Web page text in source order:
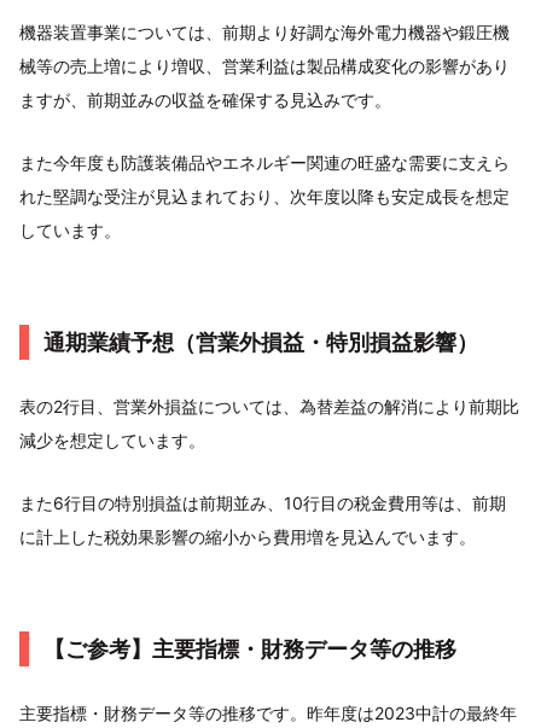
機器装置事業については、前期より好調な海外電力機器や鍛圧機
械等の売上増により増収、営業利益は製品構成変化の影響があり
ますが、前期並みの収益を確保する見込みです。
また今年度も防護装備品やエネルギー関連の旺盛な需要に支えら
れた堅調な受注が見込まれており、次年度以降も安定成長を想定
しています。
通期業績予想（営業外損益・特別損益影響）
表の2行目、営業外損益については、為替差益の解消により前期比
減少を想定しています。
また6行目の特別損益は前期並み、10行目の税金費用等は、前期
に計上した税効果影響の縮小から費用増を見込んでいます。
【ご参考】主要指標・財務データ等の推移
主要指標・財務データ等の推移です。昨年度は2023中計の最終年